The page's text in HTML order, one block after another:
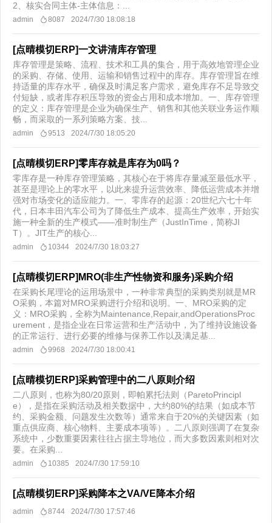
2、核实合同主体-主体信息：...
admin 8087 2024/7/30 18:08:18
[点晴模切ERP]一文讲清库存管理
库存管理是策略、流程、技术和工具的集合，用于高效地管理企业
的采购、存储、使用、运输和销售过程中的库存。库存管理旨在维
持适量的库存水平，确保及时满足客户需求，避免库存不足导致交
付短缺，或者库存积压导致的资金占用和成本增加。一、库存管理
的定义：库存管理是企业为确保生产、销售和其他关联业务运作顺
畅，而采取的一系列策略方案、技...
admin 9513 2024/7/30 18:05:20
[点晴模切ERP]零库存就是库存为0吗？
零库存是一种库存管理策略，其核心在于将库存量减至最低水平，
甚至是理论上的零水平，以此来提升运营效率、降低运营成本并增
强对市场变化的适应能力。一、零库存的起源：20世纪六七十年
代，日本丰田汽车公司为了降低生产成本、提高生产效率，开始实
施一种全新的生产模式——准时制生产（JustInTime，简称JI
T）。JIT生产的核心...
admin 10344 2024/7/30 18:03:27
[点晴模切ERP]MRO(非生产性物资和服务)采购介绍
在采购长尾理论的运用场景中，一种非常典型的采购类别就是MR
O采购，本篇对MRO采购进行介绍和说明。一、MRO采购的定
义：MRO采购，全称为Maintenance,Repair,andOperationsProc
urement，是指企业在日常运营和生产活动中，为了维持设施设备
的正常运行、进行必要的维修与保养工作以及满足基...
admin 9968 2024/7/30 18:00:41
[点晴模切ERP]采购管理中的二八原则介绍
二八原则，也称为80/20原则，即帕累托法则（ParetoPrincipl
e），是指在采购活动及相关数据中，大约80%的结果（如成本节
约、采购金额、问题发生次数等）通常来自于20%的关键因素（如
重点供应商、核心物料、主要成本项等）。二八原则强调了在复杂
系统中，少数重要因素往往占据主导地位，而大多数因素则相对次
要。在采购...
admin 10385 2024/7/30 17:59:10
[点晴模切ERP]采购降本之VA/VE降本介绍
admin 8744 2024/7/30 17:57:46